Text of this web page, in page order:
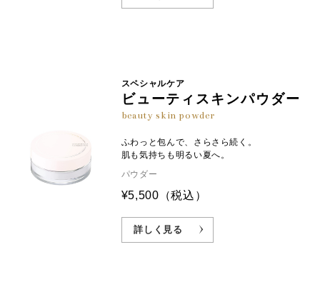
スペシャルケア
ビューティスキンパウダー
beauty skin powder
ふわっと包んで、さらさら続く。
肌も気持ちも明るい夏へ。
パウダー
¥5,500 （税込）
詳しく見る